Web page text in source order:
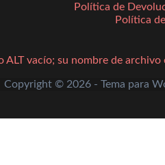
Política de
Política
Copyright © 2026 - Tema para